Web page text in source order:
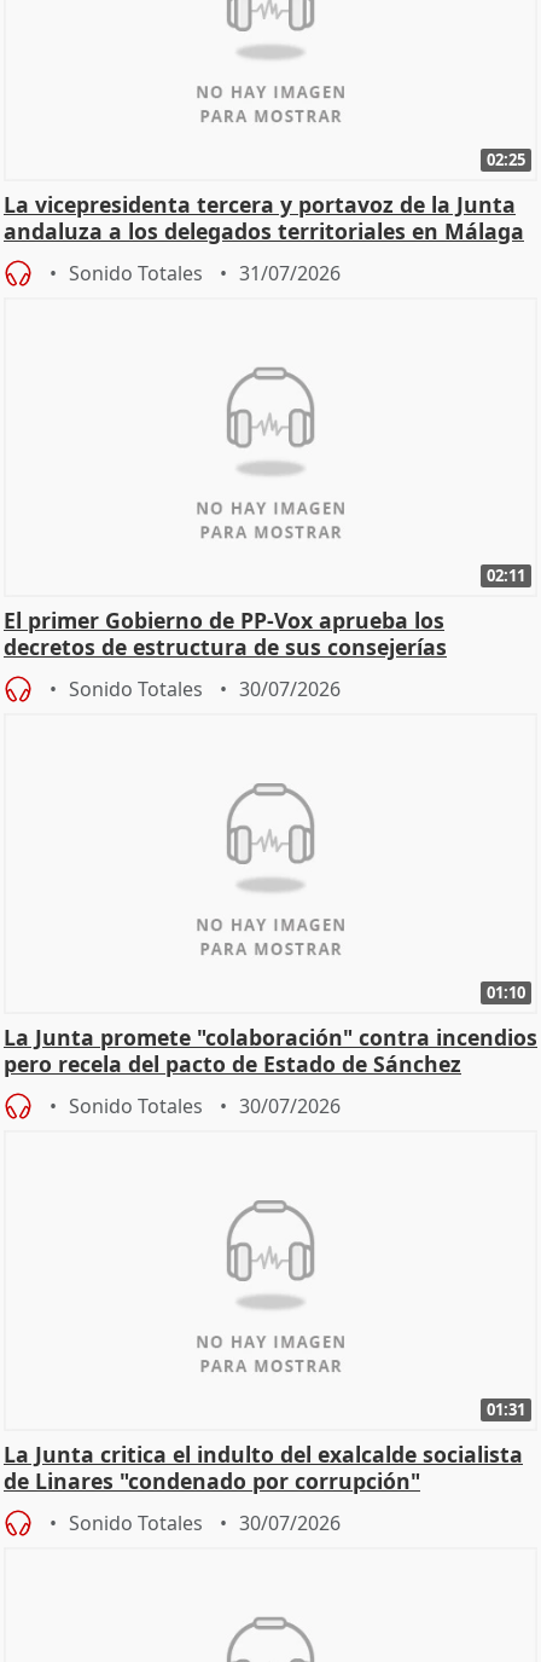
02:25
La vicepresidenta tercera y portavoz de la Junta
andaluza a los delegados territoriales en Málaga
Sonido Totales 31/07/2026
02:11
El primer Gobierno de PP-Vox aprueba los
decretos de estructura de sus consejerías
Sonido Totales 30/07/2026
01:10
La Junta promete "colaboración" contra incendios
pero recela del pacto de Estado de Sánchez
Sonido Totales 30/07/2026
01:31
La Junta critica el indulto del exalcalde socialista
de Linares "condenado por corrupción"
Sonido Totales 30/07/2026